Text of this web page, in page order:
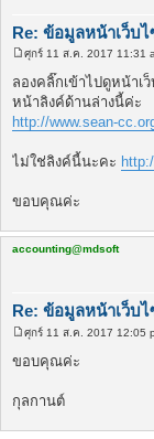
Re: ข้อมูลหน้าเว็บ
โ
พ
ส
ต์
ศุกร์ 11 ส.ค. 2017 11:31
ลองคลิ๊กเข้าไปดูหน้าเ
หน้าลิงค์ด้านล่างนี้ค่ะ
http://www.sean-
ไม่ใช่ลิงค์นี้นะคะ
ขอบคุณค่ะ
accounting@mdsoft
Re: ข้อมูลหน้าเว็บ
โ
พ
ส
ศุกร์ 11 ส.ค. 2017 12:05
ขอบคุณค่ะ
กุลกานต์